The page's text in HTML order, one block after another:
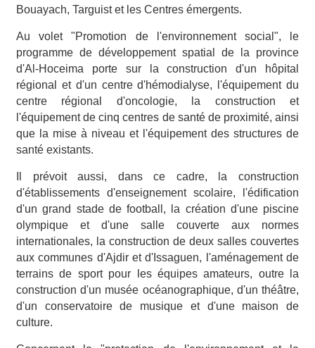
Bouayach, Targuist et les Centres émergents.
Au volet "Promotion de l'environnement social", le
programme de développement spatial de la province
d'Al-Hoceima porte sur la construction d'un hôpital
régional et d'un centre d'hémodialyse, l'équipement du
centre régional d'oncologie, la construction et
l'équipement de cinq centres de santé de proximité, ainsi
que la mise à niveau et l'équipement des structures de
santé existants.
Il prévoit aussi, dans ce cadre, la construction
d'établissements d'enseignement scolaire, l'édification
d'un grand stade de football, la création d'une piscine
olympique et d'une salle couverte aux normes
internationales, la construction de deux salles couvertes
aux communes d'Ajdir et d'Issaguen, l'aménagement de
terrains de sport pour les équipes amateurs, outre la
construction d'un musée océanographique, d'un théâtre,
d'un conservatoire de musique et d'une maison de
culture.